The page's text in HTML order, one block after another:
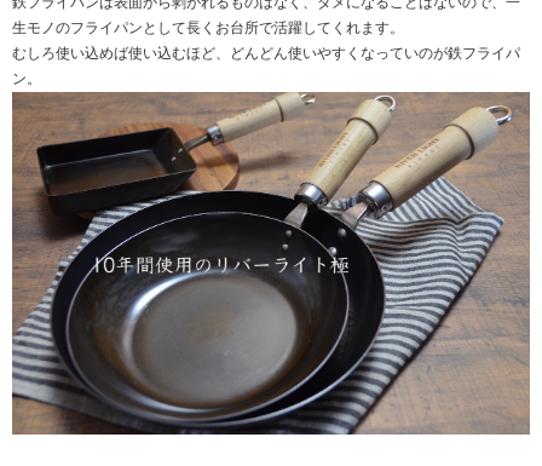
生モノのフライパンとして長くお台所で活躍してくれます。
むしろ使い込めば使い込むほど、どんどん使いやすくなっていのが鉄フライパ
ン。